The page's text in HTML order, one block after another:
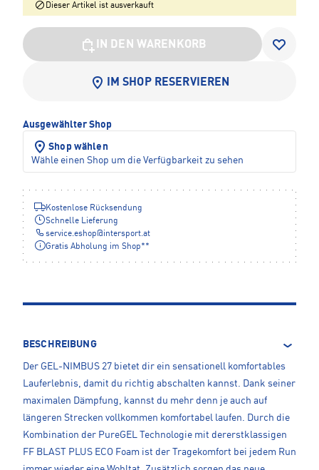
Dieser Artikel ist ausverkauft
IN DEN WARENKORB
IM SHOP RESERVIEREN
Ausgewählter Shop
Shop wählen
Wähle einen Shop um die Verfügbarkeit zu sehen
Kostenlose Rücksendung
Schnelle Lieferung
service.eshop@intersport.at
Gratis Abholung im Shop**
BESCHREIBUNG
Der GEL-NIMBUS 27 bietet dir ein sensationell komfortables
Lauferlebnis, damit du richtig abschalten kannst. Dank seiner
maximalen Dämpfung, kannst du mehr denn je auch auf
längeren Strecken vollkommen komfortabel laufen. Durch die
Kombination der PureGEL Technologie mit dererstklassigen
FF BLAST PLUS ECO Foam ist der Tragekomfort bei jedem Run